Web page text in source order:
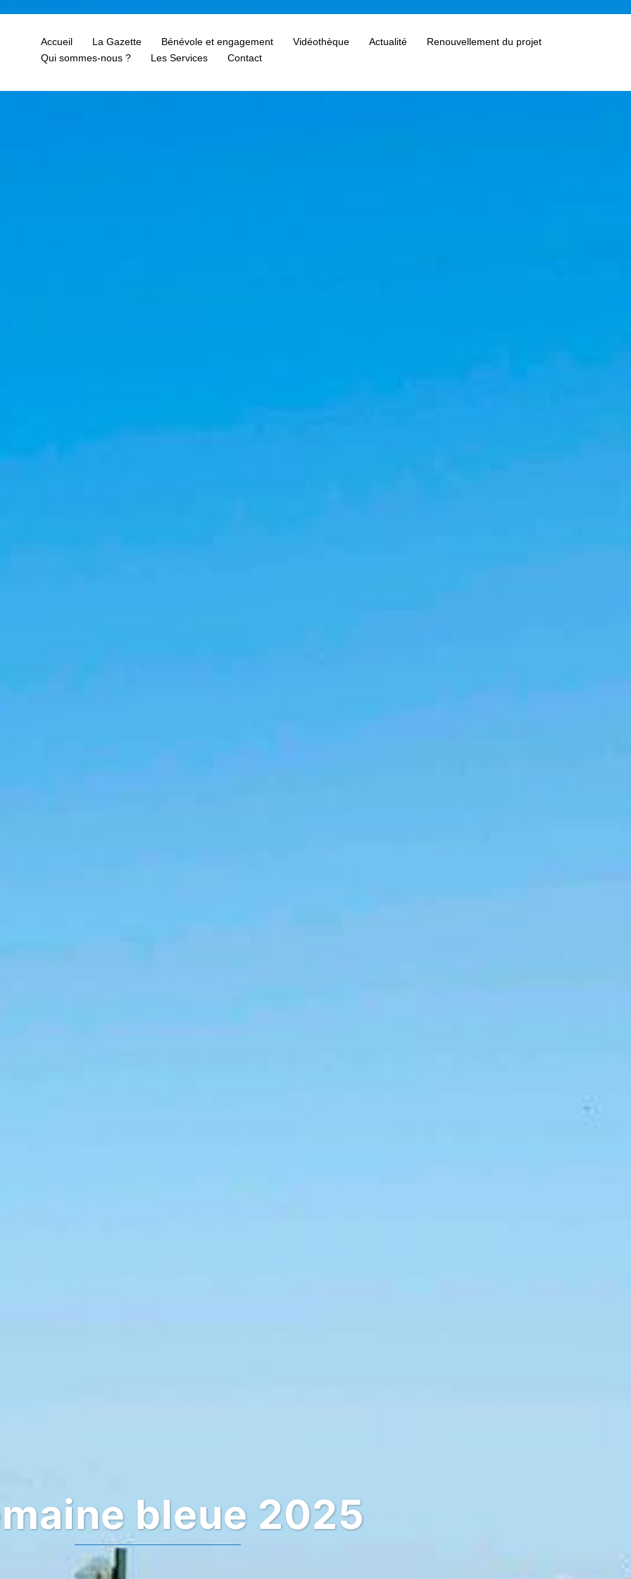
Accueil La Gazette Bénévole et engagement Vidéothèque Actualité
Renouvellement du projet
Qui sommes-nous ?
Les Services Contact
bleue 2025
A deux pas de chez